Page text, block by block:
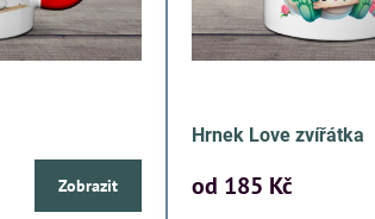
Zobrazit
Hrnek Love zvířátka
od 185 Kč